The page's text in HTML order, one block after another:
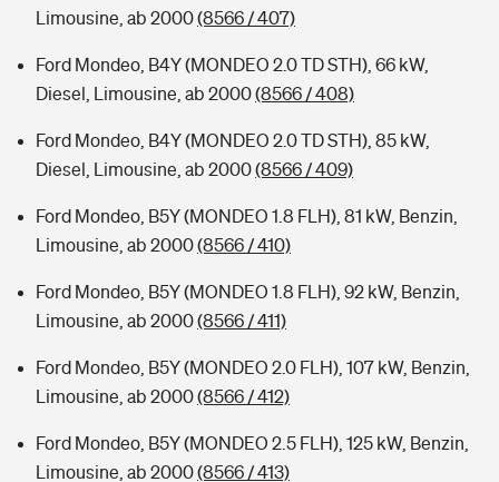
Limousine, ab 2000(8566 / 407)
Ford Mondeo, B4Y (MONDEO 2.0 TD STH), 66 kW,
Diesel, Limousine, ab 2000(8566 / 408)
Ford Mondeo, B4Y (MONDEO 2.0 TD STH), 85 kW,
Diesel, Limousine, ab 2000(8566 / 409)
Ford Mondeo, B5Y (MONDEO 1.8 FLH), 81 kW, Benzin,
Limousine, ab 2000(8566 / 410)
Ford Mondeo, B5Y (MONDEO 1.8 FLH), 92 kW, Benzin,
Limousine, ab 2000(8566 / 411)
Ford Mondeo, B5Y (MONDEO 2.0 FLH), 107 kW, Benzin,
Limousine, ab 2000(8566 / 412)
Ford Mondeo, B5Y (MONDEO 2.5 FLH), 125 kW, Benzin,
Limousine, ab 2000(8566 / 413)